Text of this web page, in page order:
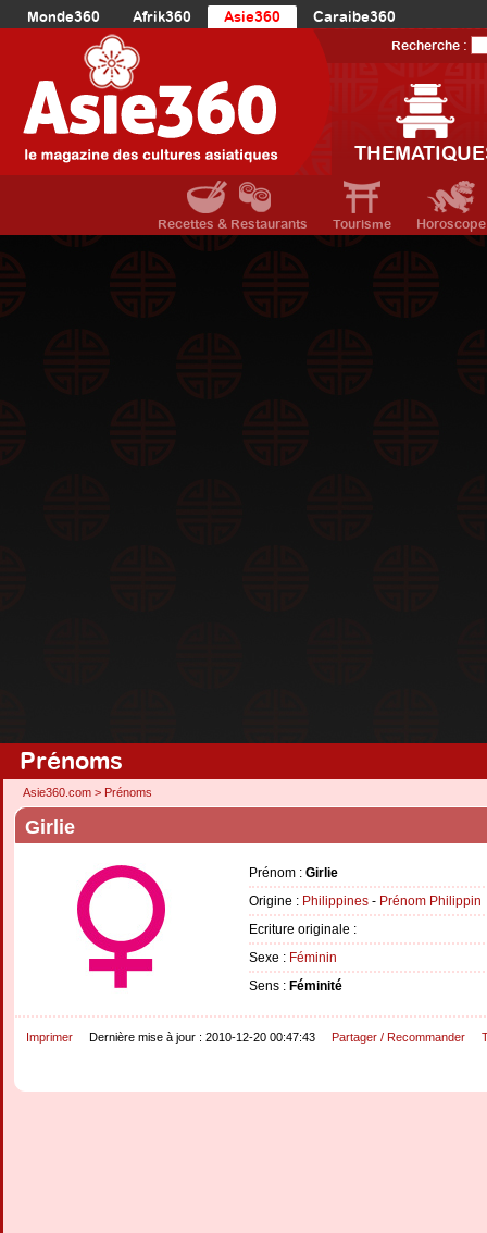
Monde360 Afrik360 Asie360
Caraibe360
Europe360
AmériqueDuNord360
Océanie360
Recherche :
Recettes & Restaurants Tourisme Horoscope
Prénoms
Asie360.com > Prénoms
Girlie
Prénom : Girlie
Origine : Philippines - Prénom Philippin
Ecriture originale :
Sexe : Féminin
Sens : Féminité
Imprimer Dernière mise à jour : 2010-12-20 00:47:43 Partager / Recommander